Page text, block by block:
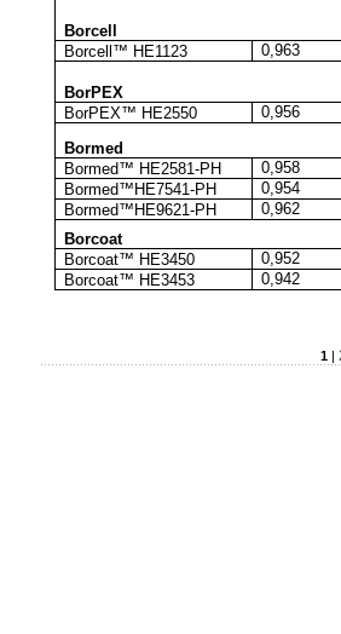
Borcell
Borcell™ HE1123
0,963
BorPEX
BorPEX™ HE2550
0,956
Bormed
Bormed™ HE2581-PH
0,958
Bormed™HE7541-PH
0,954
Bormed™HE9621-PH
0,962
Borcoat
Borcoat™ HE3450
0,952
Borcoat™ HE3453
0,942
1 |